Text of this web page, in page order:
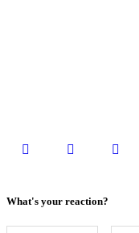
What's your reaction?